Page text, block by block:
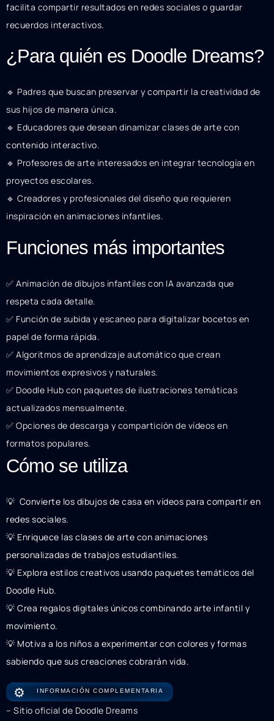
facilita compartir resultados en redes sociales o guardar
recuerdos interactivos.
¿Para quién es Doodle Dreams?
🔹 Padres que buscan preservar y compartir la creatividad de
sus hijos de manera única.
🔹 Educadores que desean dinamizar clases de arte con
contenido interactivo.
🔹 Profesores de arte interesados en integrar tecnología en
proyectos escolares.
🔹 Creadores y profesionales del diseño que requieren
inspiración en animaciones infantiles.
Funciones más importantes
✅ Animación de dibujos infantiles con IA avanzada que
respeta cada detalle.
✅ Función de subida y escaneo para digitalizar bocetos en
papel de forma rápida.
✅ Algoritmos de aprendizaje automático que crean
movimientos expresivos y naturales.
✅ Doodle Hub con paquetes de ilustraciones temáticas
actualizados mensualmente.
✅ Opciones de descarga y compartición de vídeos en
formatos populares.
Cómo se utiliza
💡 ️ Convierte los dibujos de casa en vídeos para compartir en
redes sociales.
💡 Enriquece las clases de arte con animaciones
personalizadas de trabajos estudiantiles.
💡 Explora estilos creativos usando paquetes temáticos del
Doodle Hub.
💡 Crea regalos digitales únicos combinando arte infantil y
movimiento.
💡 Motiva a los niños a experimentar con colores y formas
sabiendo que sus creaciones cobrarán vida.
⚙️ INFORMACIÓN COMPLEMENTARIA
– Sitio oficial de Doodle Dreams